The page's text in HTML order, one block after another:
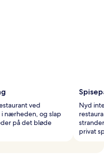
ved
nærheden, og slap
på det bløde
Nyd
privat